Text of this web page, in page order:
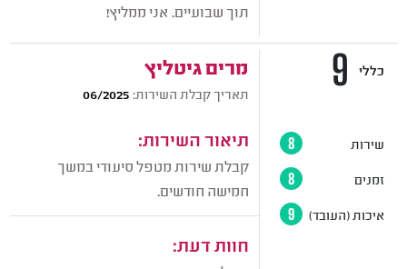
תוך שבועיים. אני ממליץ!
מרים גיטליץ
תאריך קבלת השירות: 06/2025
תיאור השירות:
קבלת שירות מטפל סיעודי במשך
חמישה חודשים.
חוות דעת:
9 כללי
שירות 8
זמנים 8
איכות (העובד) 9